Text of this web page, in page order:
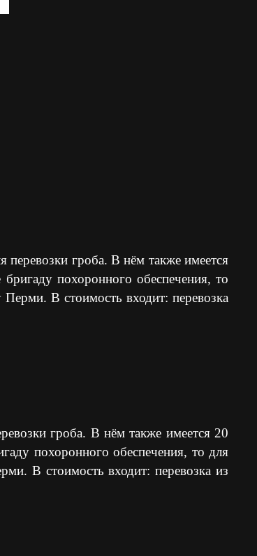
перевозки гроба. В нём также имеется
похоронного обеспечения, то
В стоимость входит: перевозка
гроба. В нём также имеется 20
похоронного обеспечения, то для
В стоимость входит: перевозка из